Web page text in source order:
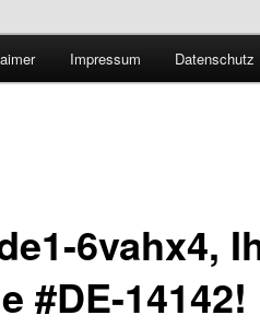
Forschung und
Impressum Datenschutz
6vahx4,
#DE-14142!